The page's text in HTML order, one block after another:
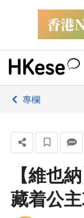
專欄
【維也
藏着公